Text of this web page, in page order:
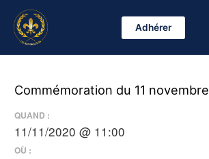
contenu
Adhérer
Commémoration du 11 novembre
QUAND :
11/11/2020 @ 11:00
OÙ :